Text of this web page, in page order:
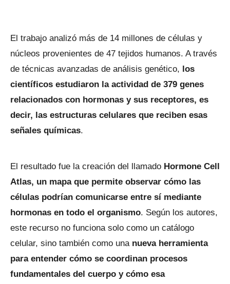
El trabajo analizó más de 14 millones de células y
núcleos provenientes de 47 tejidos humanos. A través
de técnicas avanzadas de análisis genético, los
científicos estudiaron la actividad de 379 genes
relacionados con hormonas y sus receptores, es
decir, las estructuras celulares que reciben esas
señales químicas.
El resultado fue la creación del llamado Hormone Cell
Atlas, un mapa que permite observar cómo las
células podrían comunicarse entre sí mediante
hormonas en todo el organismo. Según los autores,
este recurso no funciona solo como un catálogo
celular, sino también como una nueva herramienta
para entender cómo se coordinan procesos
fundamentales del cuerpo y cómo esa